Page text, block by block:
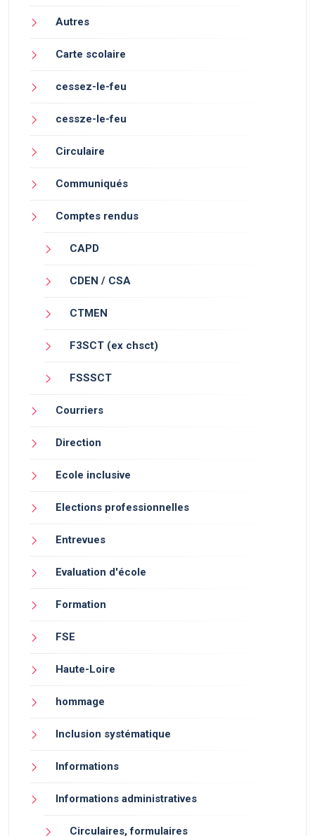
Autres
Carte scolaire
cessez-le-feu
cessze-le-feu
Circulaire
Communiqués
Comptes rendus
CAPD
CDEN / CSA
CTMEN
F3SCT (ex chsct)
FSSSCT
Courriers
Direction
Ecole inclusive
Elections professionnelles
Entrevues
Evaluation d'école
Formation
FSE
Haute-Loire
hommage
Inclusion systématique
Informations
Informations administratives
Circulaires, formulaires